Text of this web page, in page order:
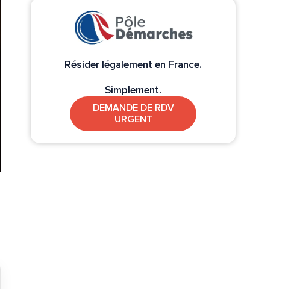
Résider légalement en France.
Simplement.
DEMANDE DE RDV
URGENT